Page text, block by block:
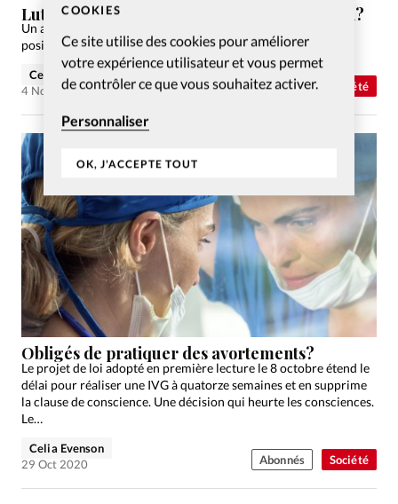
COOKIES
Ce site utilise des cookies pour améliorer
votre expérience utilisateur et vous permet
de contrôler ce que vous souhaitez activer.
Personnaliser
OK, J'ACCEPTE TOUT
Société
Lutte contre la violence conjugale: quel bilan?
Un an après le Grenelle des violences conjugales, le bilan est
positif. Les Eglises sont appelées à devenir une solution.
Celia Evenson
4 Nov 2020
Société
Obligés de pratiquer des avortements?
Le projet de loi adopté en première lecture le 8 octobre étend le
délai pour réaliser une IVG à quatorze semaines et en supprime
la clause de conscience. Une décision qui heurte les consciences.
Le…
Celia Evenson
29 Oct 2020
Abonnés